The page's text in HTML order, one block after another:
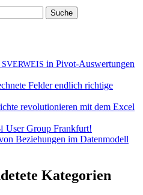
SVERWEIS in Pivot-Auswertungen
Felder endlich richtige
revolutionieren mit dem Excel
User Group Frankfurt!
Beziehungen im Datenmodell
Kategorien